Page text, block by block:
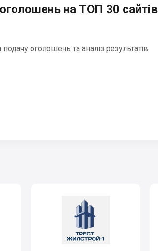
на ТОП 30 сайтів
оголошень та аналіз результатів